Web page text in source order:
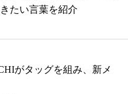
たい言葉を紹介
がタッグを組み、新メ